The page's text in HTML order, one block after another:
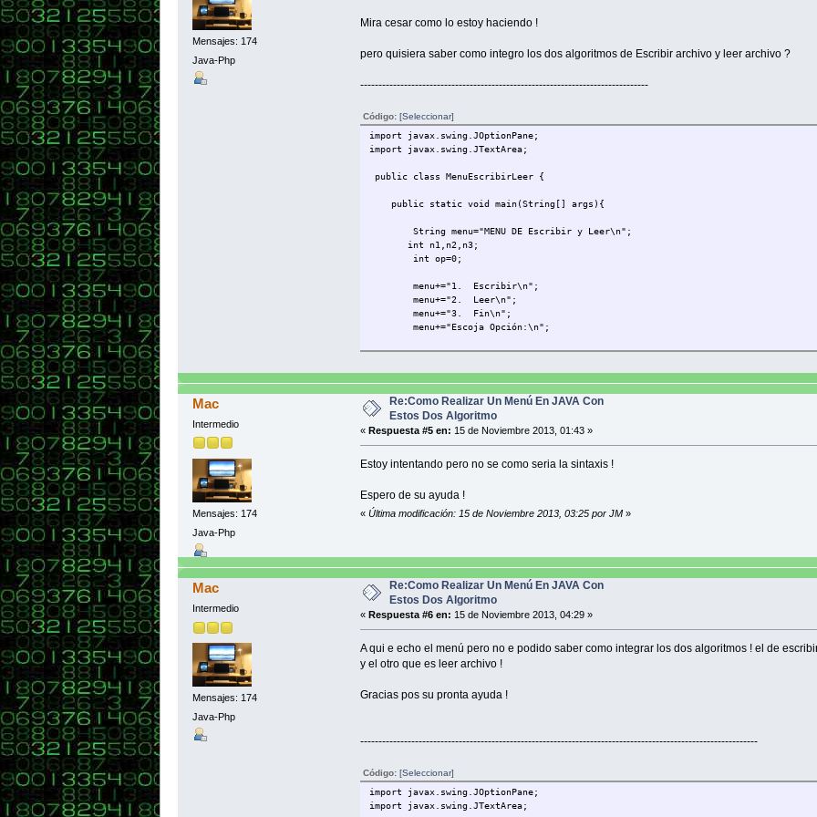
//ACCIONES DE RESPUESTA A ELECCIÓN DE ITEMS DEL MENÚ IMPLEMENTADOS COMO MÉTODOS
itemDetener.addActionListener(new ActionListener() { public void actionPerformed
System.out.println ("Invocación
itemNuevoJuego.addActionListener(new ActionListener() { public void
System.out.println ("Invocación
itemCerrarPrograma.addActionListener(new ActionListener() { public void
}// Cierre del método construirMenu
} //Cierre de la clase
Mensajes: 174
Java-Php
Mira cesar como lo estoy haciendo !
pero quisiera saber como integro los dos algoritmos de Escribir archivo y leer archivo ?
-------------------------------------------------------------------------------
Código: [Seleccionar]
import javax.swing.JOptionPane;
import javax.swing.JTextArea;
public class MenuEscribirLeer {
public static void main(String[] args){
String menu="MENU DE Escribir y Leer\n";
int n1,n2,n3;
int op=0;
menu+="1. Escribir\n";
menu+="2. Leer\n";
menu+="3. Fin\n";
menu+="Escoja Opción:\n";
while (op!=3){
op=Integer.parseInt(JOptionPane.showInputDialog(menu));
switch (op){
case 1:
FileWriter fw= new FileWriter(archivo,true);
PrintWriter pw= new PrintWriter (bw);
nombre=JOptionPane.showInputDialog("digite nombre");
edad=Integer.parseInt(JOptionPane.showInputDialog("digite edad"));
pw.println(nombre+"--__--"+sueldo+"--__--"+edad+"--__--");
JOptionPane.showMessageDialog(null,"los datos se guardaron EXCELENTE");
pw.close();
case 2:
Mac
Intermedio
Mensajes: 174
Java-Php
Re:Como Realizar Un Menú En JAVA Con
Estos Dos Algoritmo
« Respuesta #5 en: 15 de Noviembre 2013, 01:43 »
Estoy intentando pero no se como seria la sintaxis !
Espero de su ayuda !
« Última modificación: 15 de Noviembre 2013, 03:25 por JM»
Mac
Intermedio
Mensajes: 174
Java-Php
Re:Como Realizar Un Menú En JAVA Con
Estos Dos Algoritmo
« Respuesta #6 en: 15 de Noviembre 2013, 04:29 »
A qui e echo el menú pero no e podido saber como integrar los dos algoritmos ! el de
y el otro que es leer archivo !
Gracias pos su pronta ayuda !
-------------------------------------------------------------------------------------------------------------
Código: [Seleccionar]
import javax.swing.JOptionPane;
import javax.swing.JTextArea;